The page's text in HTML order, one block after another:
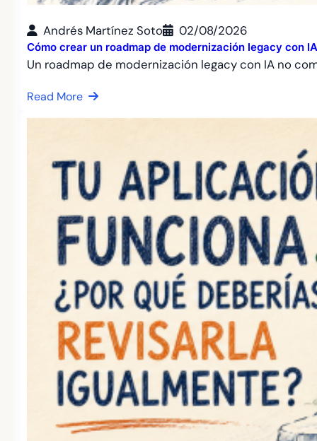
Andrés Martínez Soto 02/08/2026
Cómo crear un roadmap de modernización legacy con
Un roadmap de modernización legacy con IA no
Read More